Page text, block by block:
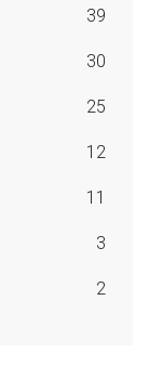
39
30
25
12
11
3
2